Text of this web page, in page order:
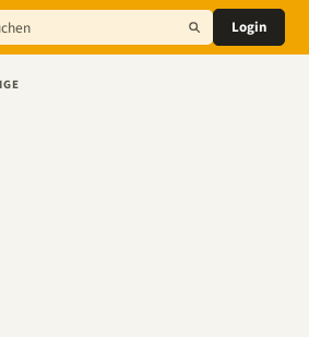
Login